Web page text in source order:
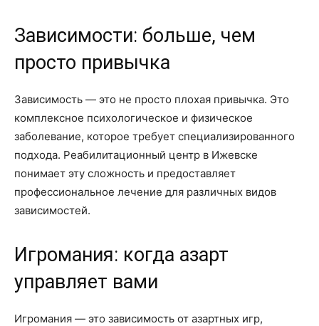
Зависимости: больше, чем
просто привычка
Зависимость — это не просто плохая привычка. Это
комплексное психологическое и физическое
заболевание, которое требует специализированного
подхода. Реабилитационный центр в Ижевске
понимает эту сложность и предоставляет
профессиональное лечение для различных видов
зависимостей.
Игромания: когда азарт
управляет вами
Игромания — это зависимость от азартных игр,